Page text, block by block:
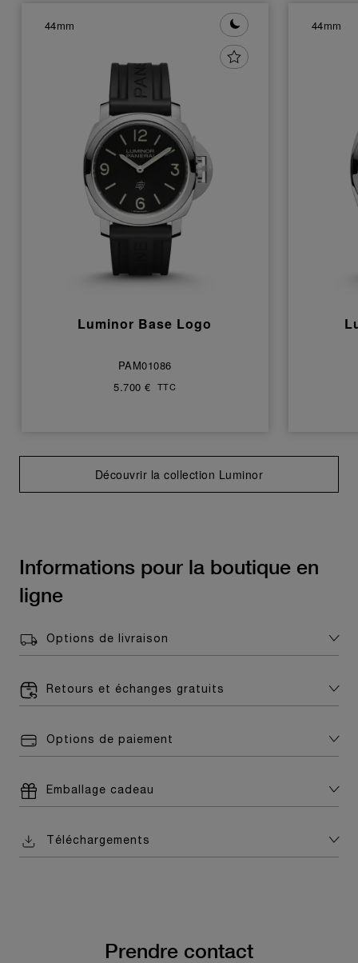
44mm
Luminor Base Logo
PAM01086
5.700 € TTC
44mm
Découvrir la collection Luminor
Informations pour la boutique en
ligne
Options de livraison
Retours et échanges gratuits
Options de paiement
Emballage cadeau
Téléchargements
Prendre contact